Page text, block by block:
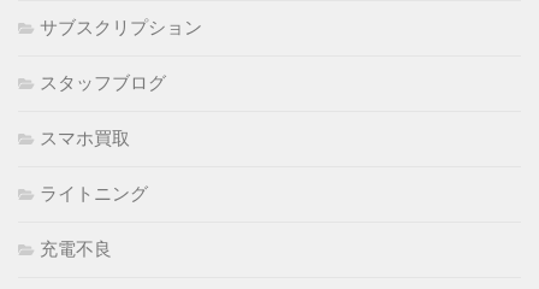
サブスクリプション
スタッフブログ
スマホ買取
ライトニング
充電不良